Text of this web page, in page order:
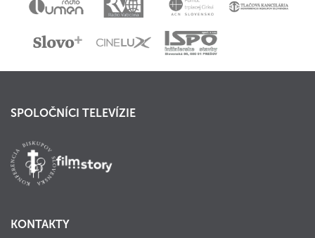
SPOLOČNÍCI TELEVÍZIE
KONTAKTY